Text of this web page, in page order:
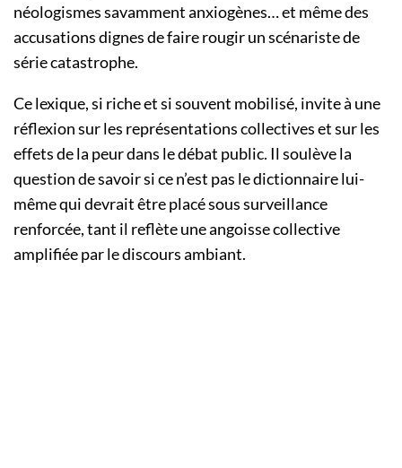
néologismes savamment anxiogènes… et même des
accusations dignes de faire rougir un scénariste de
série catastrophe.
Ce lexique, si riche et si souvent mobilisé, invite à une
réflexion sur les représentations collectives et sur les
effets de la peur dans le débat public. Il soulève la
question de savoir si ce n’est pas le dictionnaire lui-
même qui devrait être placé sous surveillance
renforcée, tant il reflète une angoisse collective
amplifiée par le discours ambiant.